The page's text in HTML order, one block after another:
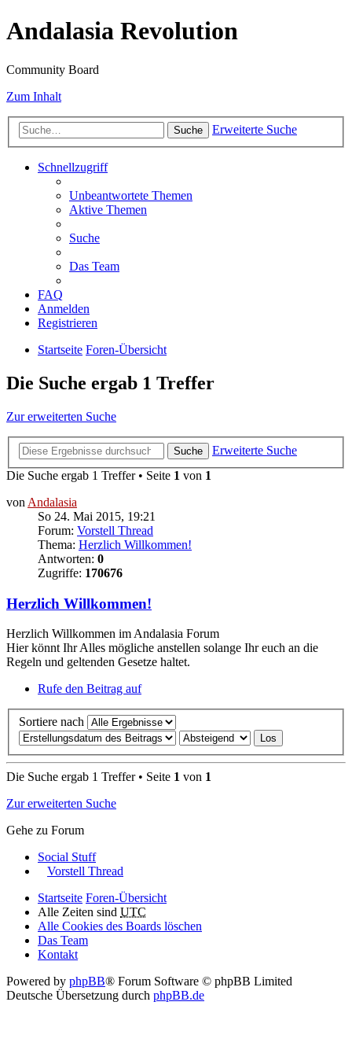
Andalasia Revolution
Community Board
Zum Inhalt
Suche Erweiterte Suche
Schnellzugriff
Unbeantwortete Themen
Aktive Themen
Suche
Das Team
FAQ
Anmelden
Registrieren
Startseite Foren-Übersicht
Die Suche ergab 1 Treffer
Zur erweiterten Suche
Suche
Erweiterte Suche
Die Suche ergab 1 Treffer • Seite 1 von 1
von Andalasia
So 24. Mai 2015, 19:21
Forum: Vorstell Thread
Thema: Herzlich Willkommen!
Antworten: 0
Zugriffe: 170676
Herzlich Willkommen!
Herzlich Willkommen im Andalasia Forum
Hier könnt Ihr Alles mögliche anstellen solange Ihr euch an die
Regeln und geltenden Gesetze haltet.
Rufe den Beitrag auf
Sortiere nach
Die Suche ergab 1 Treffer • Seite 1 von 1
Zur erweiterten Suche
Gehe zu Forum
Social Stuff
Vorstell Thread
Startseite Foren-Übersicht
Alle Zeiten sind UTC
Alle Cookies des Boards löschen
Das Team
Kontakt
Powered by phpBB® Forum Software © phpBB Limited
Deutsche Übersetzung durch phpBB.de